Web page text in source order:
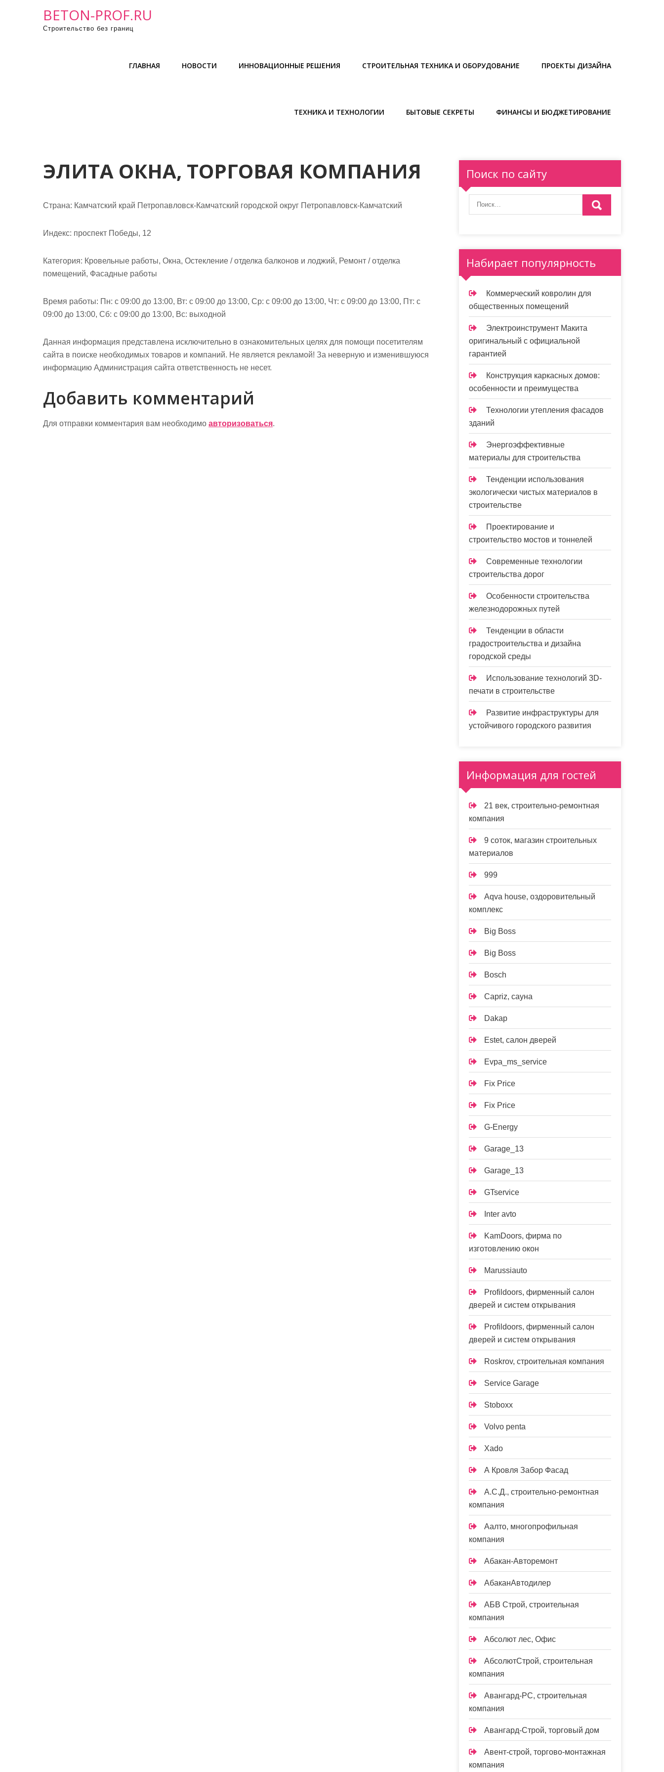
BETON-PROF.RU
Строительство без границ
ГЛАВНАЯ НОВОСТИ ИННОВАЦИОННЫЕ РЕШЕНИЯ СТРОИТЕЛЬНАЯ ТЕХНИКА И ОБОРУДОВАНИЕ ПРОЕКТЫ ДИЗАЙНА
ТЕХНИКА И ТЕХНОЛОГИИ БЫТОВЫЕ СЕКРЕТЫ ФИНАНСЫ И БЮДЖЕТИРОВАНИЕ
ЭЛИТА ОКНА, ТОРГОВАЯ КОМПАНИЯ
Страна: Камчатский край Петропавловск-Камчатский городской округ Петропавловск-Камчатский
Индекс: проспект Победы, 12
Категория: Кровельные работы, Окна, Остекление / отделка балконов и лоджий, Ремонт / отделка
помещений, Фасадные работы
Время работы: Пн: с 09:00 до 13:00, Вт: с 09:00 до 13:00, Ср: с 09:00 до 13:00, Чт: с 09:00 до 13:00, Пт: с
09:00 до 13:00, Сб: с 09:00 до 13:00, Вс: выходной
Данная информация представлена исключительно в ознакомительных целях для помощи посетителям
сайта в поиске необходимых товаров и компаний. Не является рекламой! За неверную и изменившуюся
информацию Администрация сайта ответственность не несет.
Добавить комментарий
Для отправки комментария вам необходимо авторизоваться.
Поиск по сайту
Набирает популярность
Коммерческий ковролин для
общественных помещений
Электроинструмент Макита
оригинальный с официальной
гарантией
Конструкция каркасных домов:
особенности и преимущества
Технологии утепления фасадов
зданий
Энергоэффективные
материалы для строительства
Тенденции использования
экологически чистых материалов в
строительстве
Проектирование и
строительство мостов и тоннелей
Современные технологии
строительства дорог
Особенности строительства
железнодорожных путей
Тенденции в области
градостроительства и дизайна
городской среды
Использование технологий 3D-
печати в строительстве
Развитие инфраструктуры для
устойчивого городского развития
Информация для гостей
21 век, строительно-ремонтная
компания
9 соток, магазин строительных
материалов
999
Aqva house, оздоровительный
комплекс
Big Boss
Big Boss
Bosch
Capriz, сауна
Dakap
Estet, салон дверей
Evpa_ms_service
Fix Price
Fix Price
G-Energy
Garage_13
Garage_13
GTservice
Inter avto
KamDoors, фирма по
изготовлению окон
Marussiauto
Profildoors, фирменный салон
дверей и систем открывания
Profildoors, фирменный салон
дверей и систем открывания
Roskrov, строительная компания
Service Garage
Stoboxx
Volvo penta
Xado
А Кровля Забор Фасад
А.С.Д., строительно-ремонтная
компания
Аалто, многопрофильная
компания
Абакан-Авторемонт
АбаканАвтодилер
АБВ Строй, строительная
компания
Абсолют лес, Офис
АбсолютСтрой, строительная
компания
Авангард-РС, строительная
компания
Авангард-Строй, торговый дом
Авент-строй, торгово-монтажная
компания